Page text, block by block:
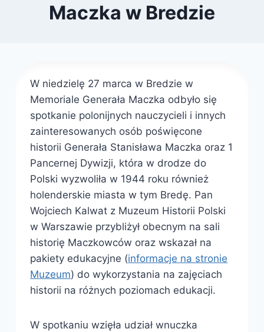
Maczka w Bredzie
W niedzielę 27 marca w Bredzie w
Memoriale Generała Maczka odbyło się
spotkanie polonijnych nauczycieli i innych
zainteresowanych osób poświęcone
historii Generała Stanisława Maczka oraz 1
Pancernej Dywizji, która w drodze do
Polski wyzwoliła w 1944 roku również
holenderskie miasta w tym Bredę. Pan
Wojciech Kalwat z Muzeum Historii Polski
w Warszawie przybliżył obecnym na sali
historię Maczkowców oraz wskazał na
pakiety edukacyjne (informacje na stronie
Muzeum) do wykorzystania na zajęciach
historii na różnych poziomach edukacji.
W spotkaniu wzięła udział wnuczka